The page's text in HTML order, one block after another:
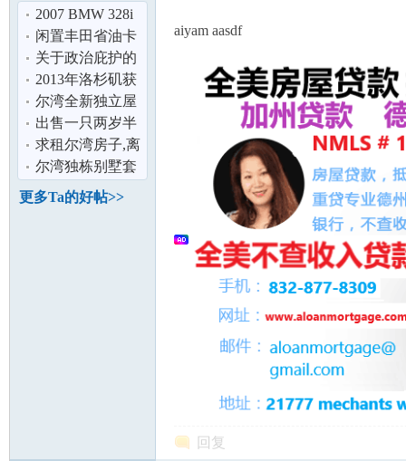
2007 BMW 328i
低里程状态佳,仅
售$11900
闲置丰田省油卡
罗拉出租 $ 680
关于政治庇护的
疑问求好心人解
答
2013年洛杉矶获
得杰出学校名单
（初中和高
尔湾全新独立屋
首次出租,欢迎咨
询
出售一只两岁半
阳光拉布拉多男
孩子
求租尔湾房子,离
初中近,能上学。
尔湾独栋别墅套
房分租
更多Ta的好帖>>
aiyam aasdf
回复